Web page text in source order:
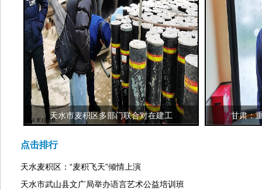
天水市麦积区多部门联合对在建工 甘肃：
点击排行
天水麦积区：“麦积飞天”倾情上演
天水市武山县文广局举办语言艺术公益培训班